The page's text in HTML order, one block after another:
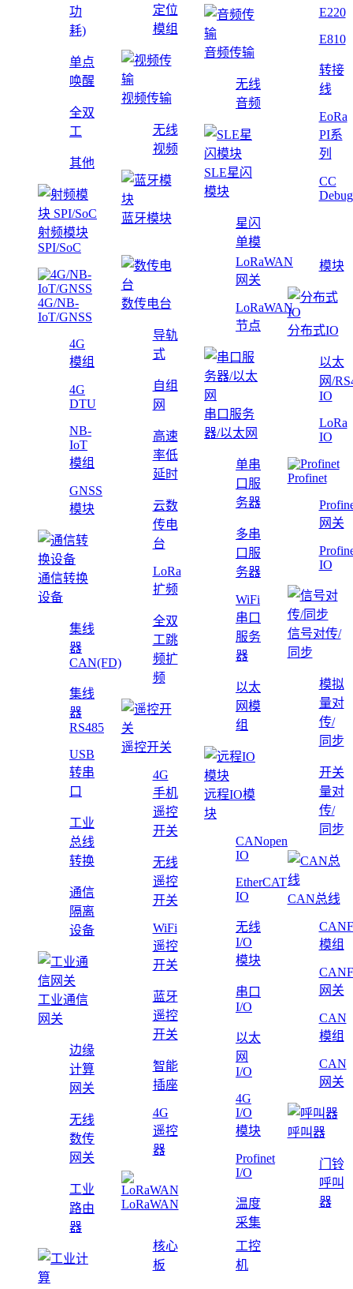
功
耗)
单点
唤醒
全双
工
其他
射频模块
SPI/SoC
定位
模组
视频传输
无线
视频
蓝牙模块
音频传输
无线
音频
SLE星闪
模块
星闪
单模
E220
E810
转接
线
EoRa
PI系
列
CC
4G/NB-
IoT/GNSS
4G
模组
4G
DTU
NB-
IoT
模组
GNSS
模块
通信转换
设备
集线
器
CAN(FD)
集线
器
RS485
USB
转串
口
工业
总线
转换
通信
隔离
设备
工业通信
网关
边缘
计算
网关
无线
数传
网关
工业
路由
器
数传电台
导轨
式
自组
网
高速
率低
延时
云数
传电
台
LoRa
扩频
全双
工跳
频扩
频
遥控开关
4G
手机
遥控
开关
无线
遥控
开关
WiFi
遥控
开关
蓝牙
遥控
开关
智能
插座
4G
遥控
器
LoRaWAN
LoRaWAN
网关
LoRaWAN
节点
串口服务
器/以太网
单串
口服
务器
多串
口服
务器
WiFi
串口
服务
器
以太
网模
组
远程IO模
块
CANopen
IO
EtherCAT
IO
无线
I/O
模块
串口
I/O
以太
网
I/O
4G
I/O
模块
Profinet
I/O
温度
采集
模块
分布式IO
以太
网/
IO
LoRa
IO
Profinet
网关
IO
信号对传/
同步
模拟
量对
传/
同步
开关
量对
传/
同步
CAN总线
模组
网关
CAN
模组
CAN
网关
呼叫器
门铃
呼叫
器
核心
板
工控
机